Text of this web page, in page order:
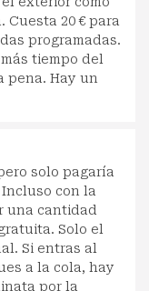
20 € para
programadas.
tiempo del
pena. Hay un
solo pagaría
con la
una cantidad
Solo el
Si entras al
a la cola, hay
por la